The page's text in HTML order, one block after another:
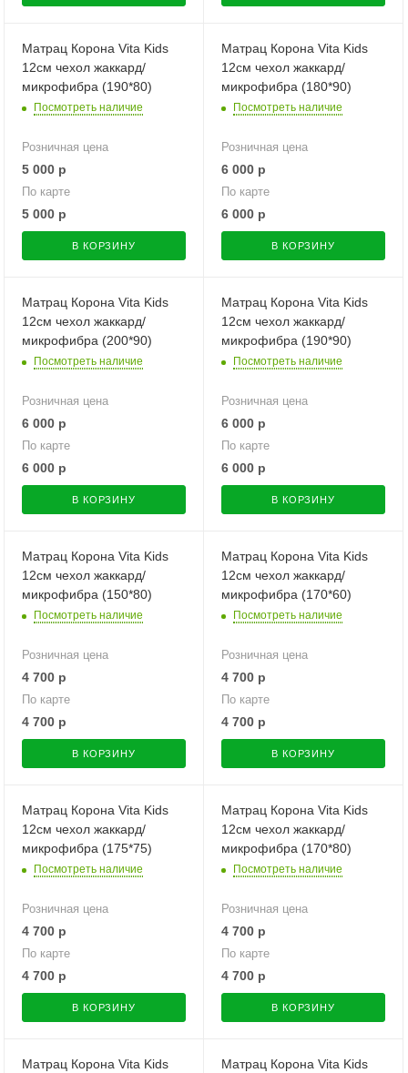
Матрац Корона Vita Kids
12см чехол жаккард/
микрофибра (190*80)
Посмотреть наличие
Розничная цена
5 000 р
По карте
5 000 р
В КОРЗИНУ
Матрац Корона Vita Kids
12см чехол жаккард/
микрофибра (180*90)
Посмотреть наличие
Розничная цена
6 000 р
По карте
6 000 р
В КОРЗИНУ
Матрац Корона Vita Kids
12см чехол жаккард/
микрофибра (200*90)
Посмотреть наличие
Розничная цена
6 000 р
По карте
6 000 р
В КОРЗИНУ
Матрац Корона Vita Kids
12см чехол жаккард/
микрофибра (190*90)
Посмотреть наличие
Розничная цена
6 000 р
По карте
6 000 р
В КОРЗИНУ
Матрац Корона Vita Kids
12см чехол жаккард/
микрофибра (150*80)
Посмотреть наличие
Розничная цена
4 700 р
По карте
4 700 р
В КОРЗИНУ
Матрац Корона Vita Kids
12см чехол жаккард/
микрофибра (170*60)
Посмотреть наличие
Розничная цена
4 700 р
По карте
4 700 р
В КОРЗИНУ
Матрац Корона Vita Kids
12см чехол жаккард/
микрофибра (175*75)
Посмотреть наличие
Розничная цена
4 700 р
По карте
4 700 р
В КОРЗИНУ
Матрац Корона Vita Kids
12см чехол жаккард/
микрофибра (170*80)
Посмотреть наличие
Розничная цена
4 700 р
По карте
4 700 р
В КОРЗИНУ
Матрац Корона Vita Kids Матрац Корона Vita Kids